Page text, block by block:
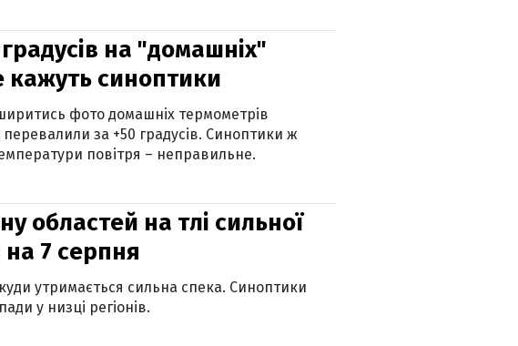
на "домашніх"
синоптики
фото домашніх термометрів
за +50 градусів. Синоптики ж
повітря – неправильне.
областей на тлі сильної
7 серпня
утримається сильна спека. Синоптики
у низці регіонів.